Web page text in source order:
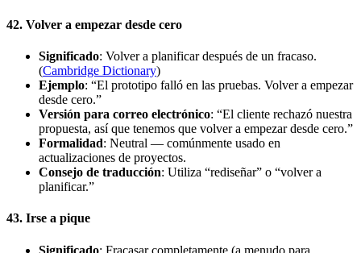
42. Volver a empezar desde cero
Significado: Volver a planificar después de un fracaso.
(Cambridge Dictionary)
Ejemplo: “El prototipo falló en las pruebas. Volver a empezar
desde cero.”
Versión para correo electrónico: “El cliente rechazó nuestra
propuesta, así que tenemos que volver a empezar desde cero.”
Formalidad: Neutral — comúnmente usado en
actualizaciones de proyectos.
Consejo de traducción: Utiliza “rediseñar” o “volver a
planificar.”
43. Irse a pique
Significado: Fracasar completamente (a menudo para